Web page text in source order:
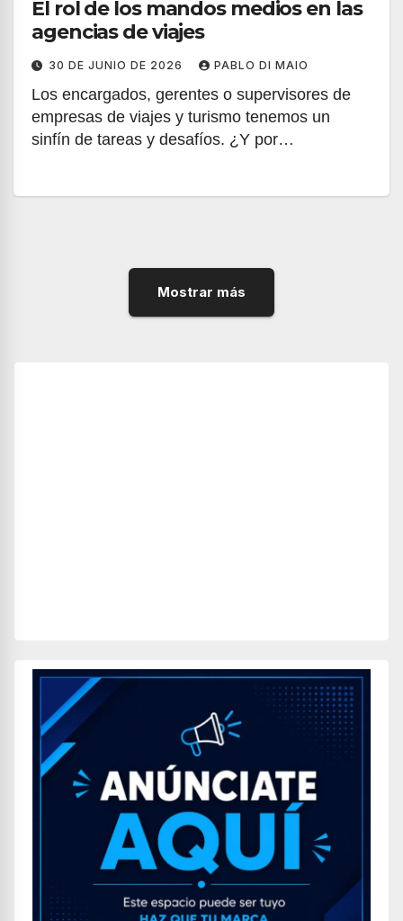
El rol de los mandos medios en las
agencias de viajes
30 DE JUNIO DE 2026 PABLO DI MAIO
Los encargados, gerentes o supervisores de
empresas de viajes y turismo tenemos un
sinfín de tareas y desafíos. ¿Y por…
Mostrar más